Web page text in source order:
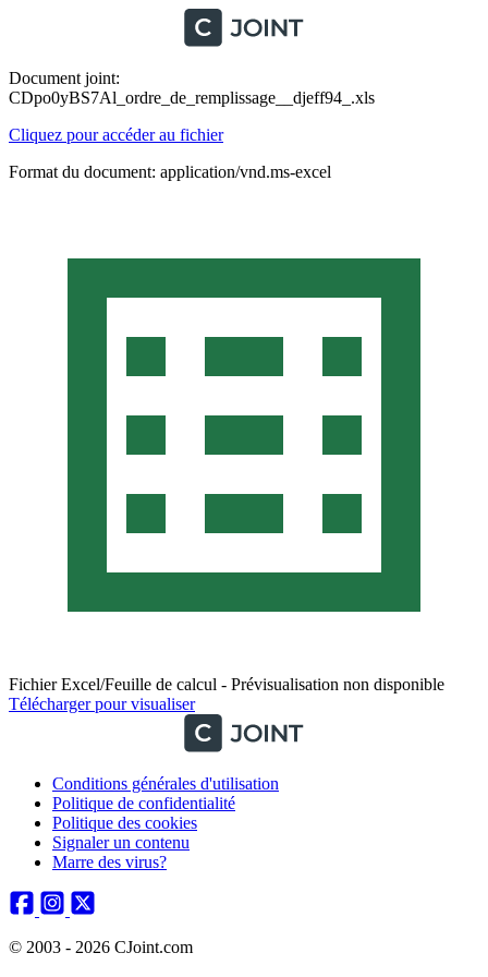
Document joint:
CDpo0yBS7Al_ordre_de_remplissage__djeff94_.xls
Cliquez pour accéder au fichier
Format du document: application/vnd.ms-excel
Fichier Excel/Feuille de calcul - Prévisualisation non disponible
Télécharger pour visualiser
Conditions générales d'utilisation
Politique de confidentialité
Politique des cookies
Signaler un contenu
Marre des virus?
© 2003 - 2026 CJoint.com